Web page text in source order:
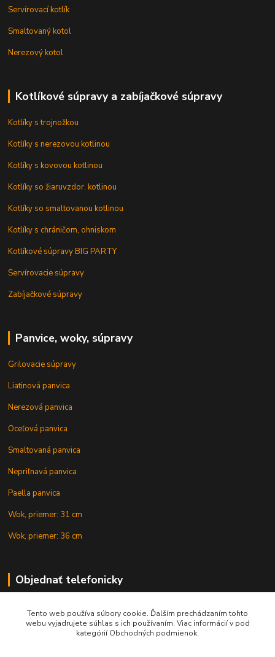
Servírovací kotlík
Smaltovaný kotol
Nerezový kotol
Kotlíkové súpravy a zabíjačkové súpravy
Kotlíky s trojnožkou
Kotlíky s nerezovou kotlinou
Kotlíky s kovovou kotlinou
Kotlíky so žiaruvzdor. kotlinou
Kotlíky so smaltovanou kotlinou
Kotlíky s chráničom, ohniskom
Kotlíkové súpravy BIG PARTY
Servírovacie súpravy
Zabíjačkové súpravy
Panvice, woky, súpravy
Grilovacie súpravy
Liatinová panvica
Nerezová panvica
Oceľová panvica
Smaltovaná panvica
Nepriľnavá panvica
Paella panvica
Wok, priemer: 31 cm
Wok, priemer: 36 cm
Objednať telefonicky
+421 902 212 007
Tento web používa súbory cookie. Ďalším prechádzaním tohto
webu vyjadrujete súhlas s ich používaním. Viac informácií v pod
kategórií Obchodných podmienok.